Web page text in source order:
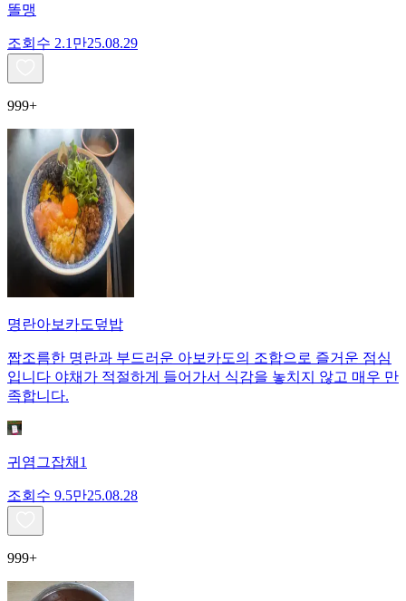
똘맹
조회수 2.1만25.08.29
999+
명란아보카도덮밥
짭조름한 명란과 부드러운 아보카도의 조합으로 즐거운 점심
입니다 야채가 적절하게 들어가서 식감을 놓치지 않고 매우 만
족합니다.
귀염그잡채1
조회수 9.5만25.08.28
999+